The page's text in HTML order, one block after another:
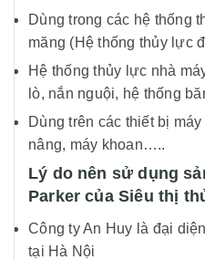
Dùng trong các hệ thống
măng (Hệ thống thủy lực
Hệ thống thủy lực nhà
lò, nắn nguội, hệ thống
Dùng trên các thiết bị
nâng, máy khoan…..
Lý do nên sử dụng
Parker của Siêu thị
Công ty An Huy là đại
tại Hà Nội